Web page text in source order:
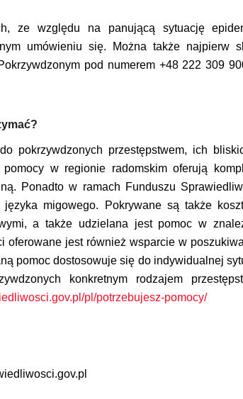
ze względu na panującą sytuację
umówieniu się. Można także najpierw
pod numerem +48 222 309
pokrzywdzonych przestępstwem, ich
w regionie radomskim oferują
Ponadto w ramach Funduszu
języka migowego. Pokrywane są także
a także udzielana jest pomoc w
oferowane jest również wsparcie w
pomoc dostosowuje się do indywidualnej
konkretnym rodzajem
pl/potrzebujesz-pomocy/